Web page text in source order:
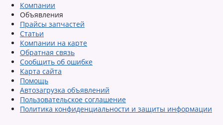
Компании
Объявления
Прайсы запчастей
Статьи
Компании на карте
Обратная связь
Сообщить об ошибке
Карта сайта
Помощь
Автозагрузка объявлений
Пользовательское соглашение
Политика конфиденциальности и защиты информации